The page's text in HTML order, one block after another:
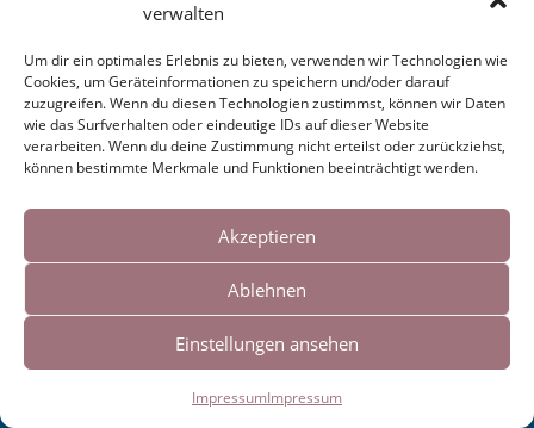
Cookies helfen uns bei der Bereitstellung
unserer Inhalte und Dienste. Durch die
weitere Nutzung der Webseite stimmen Sie
der Verwendung von Cookies zu.
Okay!
verwalten
Um dir ein optimales Erlebnis zu bieten, verwenden wir Technologien wie
Cookies, um Geräteinformationen zu speichern und/oder darauf
zuzugreifen. Wenn du diesen Technologien zustimmst, können wir Daten
wie das Surfverhalten oder eindeutige IDs auf dieser Website
verarbeiten. Wenn du deine Zustimmung nicht erteilst oder zurückziehst,
können bestimmte Merkmale und Funktionen beeinträchtigt werden.
Akzeptieren
Ablehnen
Einstellungen ansehen
ImpressumImpressum
Impressum |Links